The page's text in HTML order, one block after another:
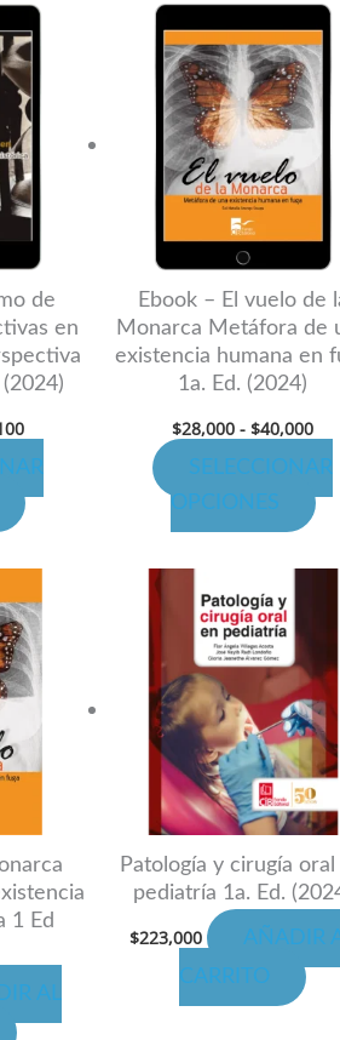
de
en
Rango
de
precios:
$46,000
hasta
$65,100
Este
producto
tiene
múltiples
variantes.
Las
se
pueden
elegir
en
página
de
producto
Ebook – El vuelo de
Monarca Metáfora de
existencia humana en
1a. Ed. (2024)
$28,000 - $40,000
de
SELECCIONAR
OPCIONES
Este
Las
se
en
de
1 Ed
AL
Patología y cirugía oral
pediatría 1a. Ed.
$223,000
AÑADIR
CARRITO